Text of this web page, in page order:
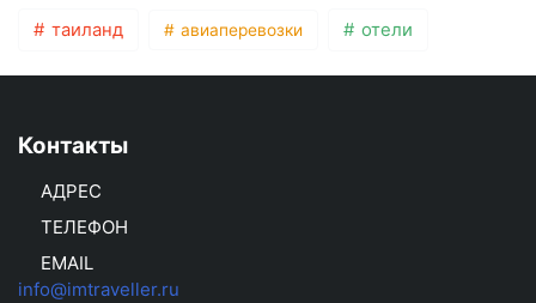
таиланд авиаперевозки отели
Контакты
АДРЕС
ТЕЛЕФОН
EMAIL
info@imtraveller.ru